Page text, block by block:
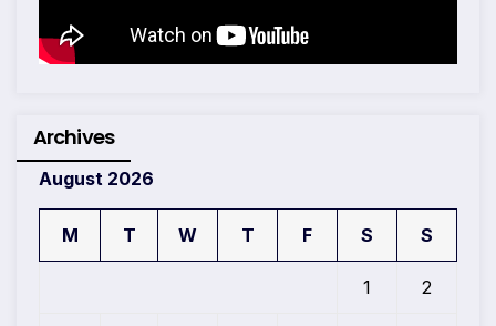
Archives
August 2026
M T W T F S S
1 2